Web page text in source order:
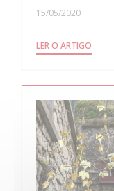
15/05/2020
LER O ARTIGO